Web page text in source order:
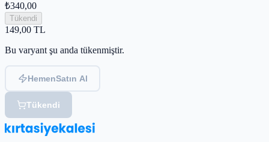
₺340,00
Tükendi
149,00 TL
Bu varyant şu anda tükenmiştir.
HemenSatın Al
Tükendi